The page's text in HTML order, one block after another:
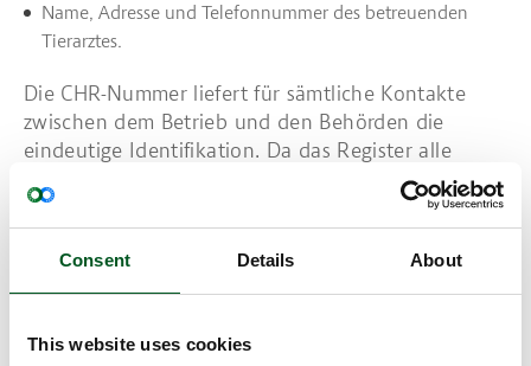
Consent Details About
This website uses cookies
Name, Adresse und Telefonnummer des betreuenden
Tierarztes.
Die CHR-Nummer liefert für sämtliche Kontakte
zwischen dem Betrieb und den Behörden die
eindeutige Identifikation. Da das Register alle
Bestände erfasst, erlaubt es schnelle Lokalisierung
jedes einzelnen Betriebs und liefert Angaben zu
allen Betrieben in einem bestimmten Umkreis. Dies
gewährleistet beispielsweise bei Ausbruch von
Seuchen umgehende Maßnahmen gegen weitere